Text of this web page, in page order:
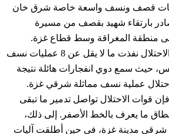
قصف ونسف واسعة خاصة شرق خان
بارتقاء شهيد بقصف من مسيرة
منطقة المغراقة وسط قطاع غزة.
وأفادت الأنباء أن قوات الاحتلال نفذت ما لا يقل عن 8 عمليات نسف
حيث سمع دوي انفجارات هائلة نتيجة
عملية نسف مماثلة شرقي غزة.
قوات الاحتلال تواصل تدمير ما تبقى
ما يعرف بالخط الأصفر. إلى ذلك،
شرقي مدينة غزة، في حين أطلقت آليات